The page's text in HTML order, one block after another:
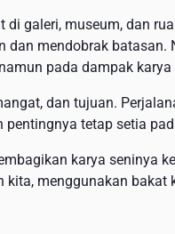
galeri, museum, dan
mendobrak
pada dampak
dan tujuan.
tetap setia
karya seninya
menggunakan